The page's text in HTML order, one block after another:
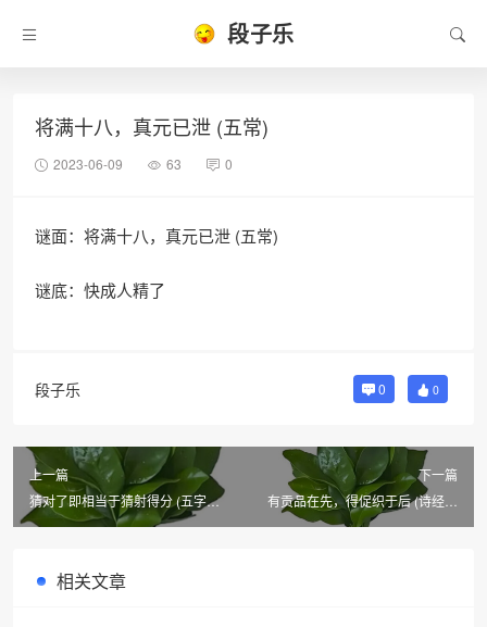
段子乐
将满十八，真元已泄 (五常)
2023-06-09 63 0
谜面：将满十八，真元已泄 (五常)
谜底：快成人精了
段子乐 0 0
上一篇
猜对了即相当于猜射得分 (五字中
医用语)
下一篇
有贡品在先，得促织于后 (诗经一
相关文章